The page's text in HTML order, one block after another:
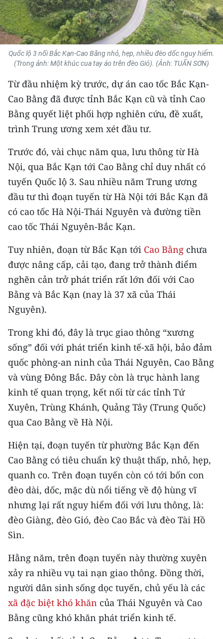
KHOA HỌC - CÔNG NGHỆ
MÔI TRƯỜNG
BẠN ĐỌC
KIỂM CHỨNG THÔNG TIN
TRI THỨC CHUYÊN SÂU
54 DÂN TỘC VIỆT NAM
CHƯƠNG TRÌNH OCOP - MỖI XÃ
MỘT SẢN PHẨM
RADIO
MEDIA CENTER
Video
Media Chính trị
Media Kinh tế
Media Văn hóa
Media Xã hội
Media Pháp luật
Media Du lịch
Media Thế giới
Media Giáo dục
Media Y tế
Media Khoa học - Công nghệ
Media Môi trường
Infographic
TIN MỚI
TIN ĐỊA PHƯƠNG
Quốc lộ 3 nối Bắc Kạn-Cao Bằng nhỏ, hẹp, nhiều đèo dốc nguy hiểm.
(Trong ảnh: Một khúc cua tay áo trên đèo Gió). (Ảnh: TUẤN SƠN)
Từ đầu nhiệm kỳ trước, dự án cao tốc Bắc Kạn-
Cao Bằng đã được tỉnh Bắc Kạn cũ và tỉnh Cao
Bằng quyết liệt phối hợp nghiên cứu, đề xuất,
trình Trung ương xem xét đầu tư.
Trước đó, vài chục năm qua, lưu thông từ Hà
Nội, qua Bắc Kạn tới Cao Bằng chỉ duy nhất có
tuyến Quốc lộ 3. Sau nhiều năm Trung ương
đầu tư thì đoạn tuyến từ Hà Nội tới Bắc Kạn đã
có cao tốc Hà Nội-Thái Nguyên và đường tiền
cao tốc Thái Nguyên-Bắc Kạn.
Tuy nhiên, đoạn từ Bắc Kạn tới Cao Bằng chưa
được nâng cấp, cải tạo, đang trở thành điểm
nghẽn cản trở phát triển rất lớn đối với Cao
Bằng và Bắc Kạn (nay là 37 xã của Thái
Nguyên).
Trong khi đó, đây là trục giao thông “xương
sống” đối với phát triển kinh tế-xã hội, bảo đảm
quốc phòng-an ninh của Thái Nguyên, Cao Bằng
và vùng Đông Bắc. Đây còn là trục hành lang
kinh tế quan trọng, kết nối từ các tỉnh Tứ
Xuyên, Trùng Khánh, Quảng Tây (Trung Quốc)
qua Cao Bằng về Hà Nội.
Hiện tại, đoạn tuyến từ phường Bắc Kạn đến
Cao Bằng có tiêu chuẩn kỹ thuật thấp, nhỏ, hẹp,
quanh co. Trên đoạn tuyến còn có tới bốn con
đèo dài, dốc, mặc dù nổi tiếng về độ hùng vĩ
nhưng lại rất nguy hiểm đối với lưu thông, là:
đèo Giàng, đèo Gió, đèo Cao Bắc và đèo Tài Hồ
Sìn.
Hằng năm, trên đoạn tuyến này thường xuyên
xảy ra nhiều vụ tai nạn giao thông. Đồng thời,
người dân sinh sống dọc tuyến, chủ yếu là các
xã đặc biệt khó khăn của Thái Nguyên và Cao
Bằng cũng khó khăn phát triển kinh tế.